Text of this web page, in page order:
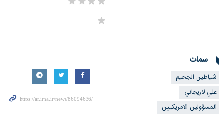
سمات
شياطين الجحيم
علي لاريجاني
المسؤولين الامريكيين